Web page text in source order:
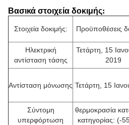
Βασικά στοιχεία δοκιμής:
Στοιχεία δοκιμής: Προϋποθέσεις
Ηλεκτρική
αντίσταση τάσης
Τετάρτη, 15
2019
Αντίσταση μόνωσης Τετάρτη, 15
Σύντομη
υπερφόρτωση
θερμοκρασία
κατηγορίας: (-